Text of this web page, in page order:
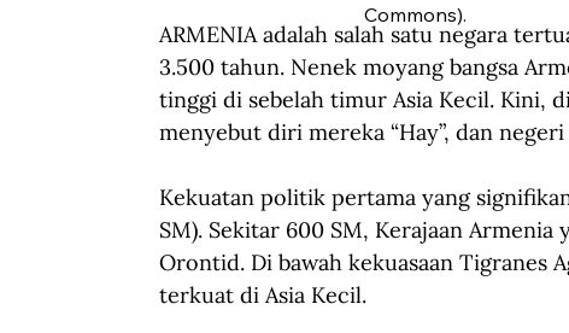
Commons).
ARMENIA adalah salah satu negara
3.500 tahun. Nenek moyang bangsa
tinggi di sebelah timur Asia Kecil. Kini,
menyebut diri mereka “Hay”, dan negeri
Kekuatan politik pertama yang
SM). Sekitar 600 SM, Kerajaan
Orontid. Di bawah kekuasaan Tigranes
terkuat di Asia Kecil.